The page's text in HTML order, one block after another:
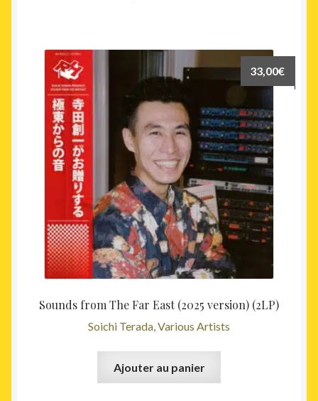
Sounds from The Far East (2025 version) (2LP)
Soichi Terada, Various Artists
33,00€
Ajouter au panier